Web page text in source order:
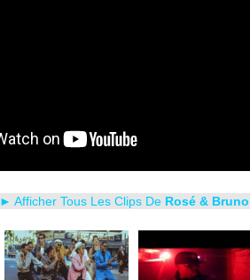
► Afficher Tous Les Clips De Rosé &